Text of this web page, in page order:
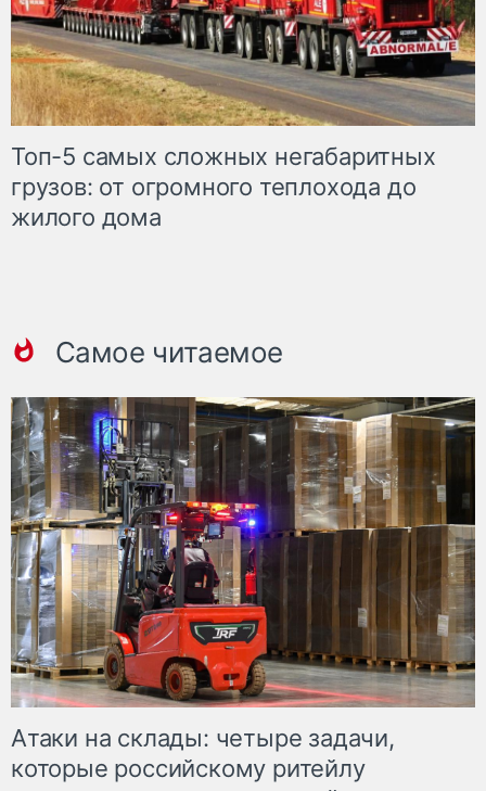
Топ-5 самых сложных негабаритных
грузов: от огромного теплохода до
жилого дома
Самое читаемое
Атаки на склады: четыре задачи,
которые российскому ритейлу